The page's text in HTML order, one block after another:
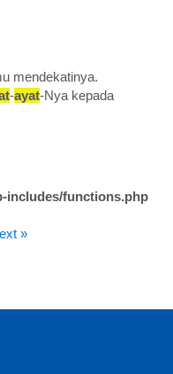
mendekatinya.
-ayat-Nya kepada
includes/functions.php
»